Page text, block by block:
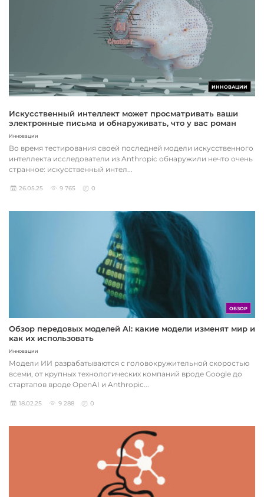
ИННОВАЦИИ
Искусственный интеллект может просматривать ваши
электронные письма и обнаруживать, что у вас роман
Инновации
Во время тестирования своей последней модели искусственного
интеллекта исследователи из Anthropic обнаружили нечто очень
странное: искусственный интел...
26.05.25 9 765 0
ОБЗОР
Обзор передовых моделей AI: какие модели изменят мир и
как их использовать
Инновации
Модели ИИ разрабатываются с головокружительной скоростью
всеми, от крупных технологических компаний вроде Google до
стартапов вроде OpenAI и Anthropic...
18.02.25 9 288 0